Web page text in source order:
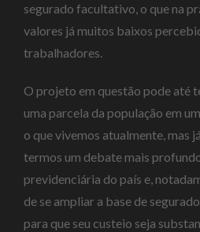
segurado facultativo, o que na
valores já muitos baixos
trabalhadores.
O projeto em questão pode até
uma parcela da população em
o que vivemos atualmente, mas
termos um debate mais
previdenciária do país e,
de se ampliar a base de
para que seu custeio seja